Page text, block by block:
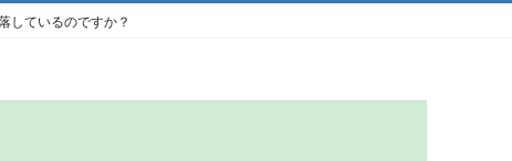
しているのですか？